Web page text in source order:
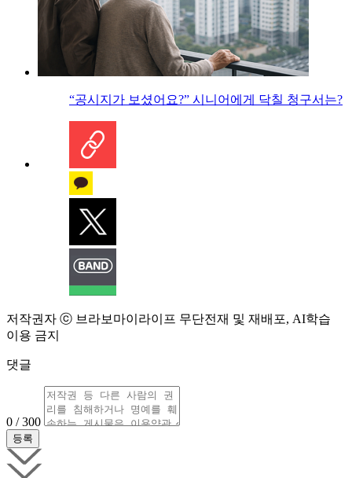
“공시지가 보셨어요?” 시니어에게 닥칠 청구서는?
저작권자 ⓒ 브라보마이라이프 무단전재 및 재배포, AI학습
이용 금지
댓글
0 / 300